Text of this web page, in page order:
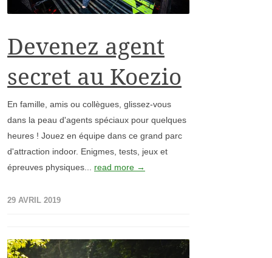
Devenez agent
secret au Koezio
En famille, amis ou collègues, glissez-vous
dans la peau d'agents spéciaux pour quelques
heures ! Jouez en équipe dans ce grand parc
d'attraction indoor. Enigmes, tests, jeux et
épreuves physiques... read more →
29 AVRIL 2019